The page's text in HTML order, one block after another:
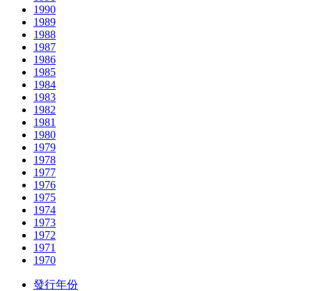
1990
1989
1988
1987
1986
1985
1984
1983
1982
1981
1980
1979
1978
1977
1976
1975
1974
1973
1972
1971
1970
發行年份